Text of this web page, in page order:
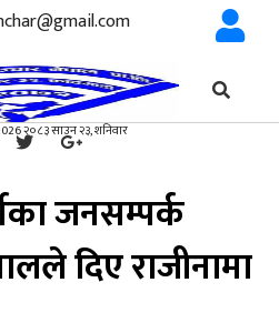
२०८३ साउन २३, शनिवार
जनसम्पर्क
दिए राजीनामा